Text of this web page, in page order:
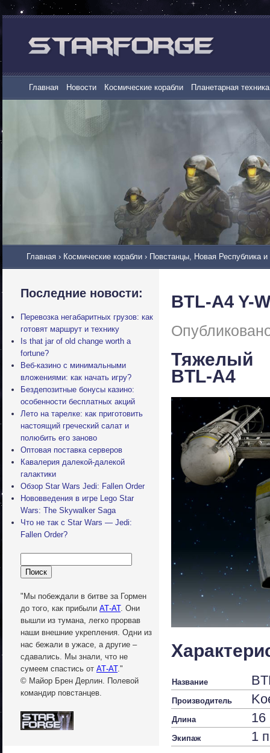
Главная Новости Космические корабли Планетарная техника
Главная › Космические корабли › Повстанцы, Новая Республика
Последние новости:
Перевозка негабаритных грузов: как
готовят маршрут и технику
Is that jar of old change worth a
fortune?
Веб-казино с минимальными
вложениями: как начать игру?
Бездепозитные бонусы казино:
особенности бесплатных акций
Лето на тарелке: как приготовить
настоящий греческий салат и
полюбить его заново
Оптовая поставка серверов
Кавалерия далекой-далекой
галактики
Обзор Star Wars Jedi: Fallen Order
Нововведения в игре Lego Star
Wars: The Skywalker Saga
Что не так с Star Wars — Jedi:
Fallen Order?
"Мы побеждали в битве за Гормен
до того, как прибыли АТ-АТ. Они
вышли из тумана, легко прорвав
наши внешние укрепления. Одни из
нас бежали в ужасе, а другие –
сдавались. Мы знали, что не
сумеем спастись от АТ-АТ."
© Майор Брен Дерлин. Полевой
командир повстанцев.
BTL-A4 Y-
Тяжелый
BTL-A4
Название
Производитель
Длина 16
Экипаж 1